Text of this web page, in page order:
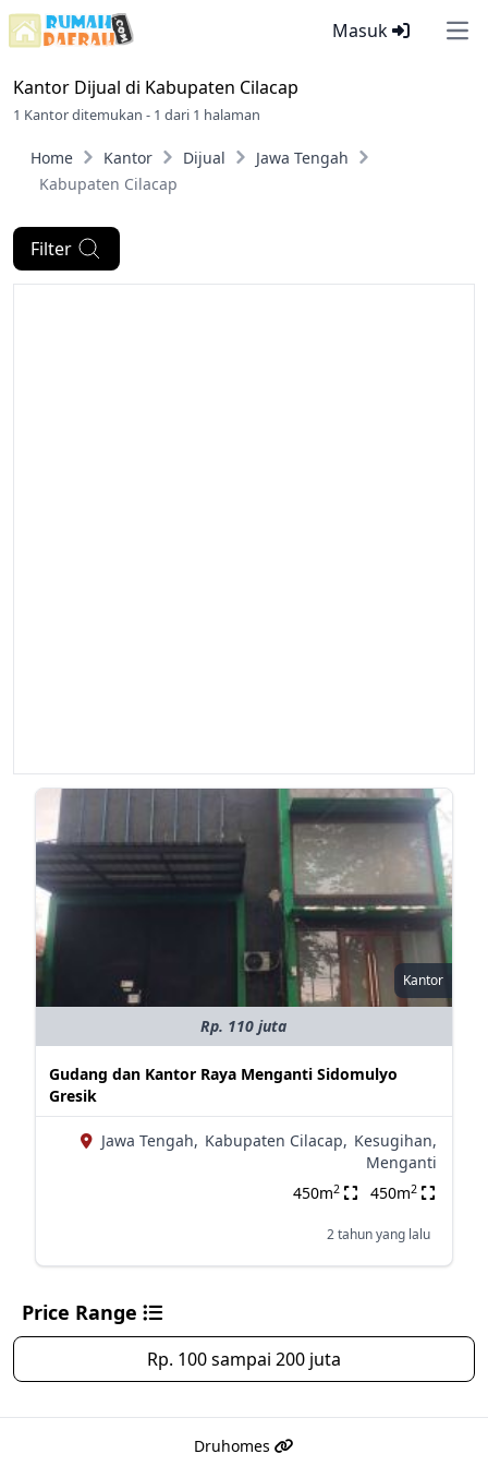
Masuk
Kantor Dijual di Kabupaten Cilacap
1 Kantor ditemukan - 1 dari 1 halaman
Home Kantor Dijual
Jawa Tengah
Kabupaten Cilacap
Filter
Kantor
Rp. 110 juta
Gudang dan Kantor Raya Menganti Sidomulyo
Gresik
Jawa Tengah, Kabupaten Cilacap, Kesugihan,
Menganti
450m2 450m2
2 tahun yang lalu
Price Range
Rp. 100 sampai 200 juta
Druhomes